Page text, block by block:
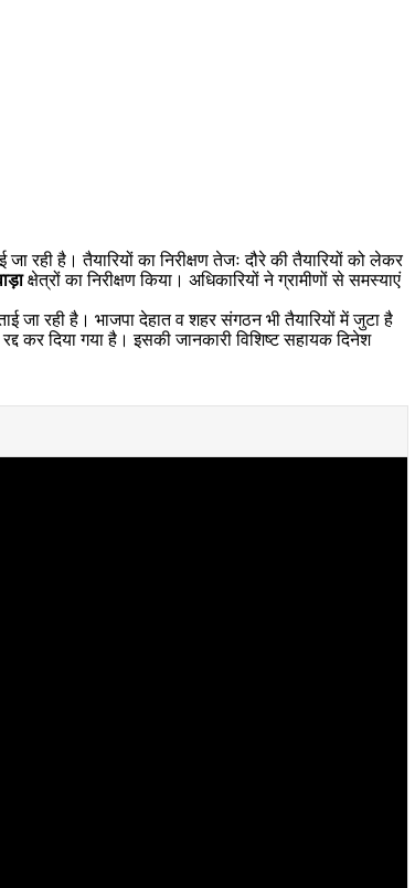
रही है। तैयारियों का निरीक्षण तेजः दौरे की तैयारियों को लेकर
क्षेत्रों का निरीक्षण किया। अधिकारियों ने ग्रामीणों से समस्याएं
जा रही है। भाजपा देहात व शहर संगठन भी तैयारियों में जुटा है
कर दिया गया है। इसकी जानकारी विशिष्ट सहायक दिनेश